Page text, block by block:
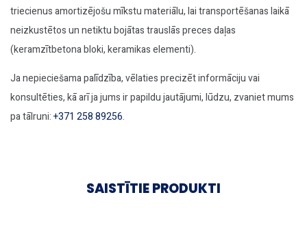
triecienus amortizējošu mīkstu materiālu, lai transportēšanas laikā
neizkustētos un netiktu bojātas trauslās preces daļas
(keramzītbetona bloki, keramikas elementi).
Ja nepieciešama palīdzība, vēlaties precizēt informāciju vai
konsultēties, kā arī ja jums ir papildu jautājumi, lūdzu, zvaniet mums
pa tālruni:+371 258 89256.
SAISTĪTIE PRODUKTI